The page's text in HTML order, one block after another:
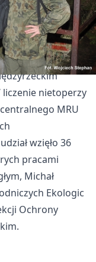
liczenie nietoperzy
MRU
wzięło 36
pracami
Michał
Ekologic
Ochrony